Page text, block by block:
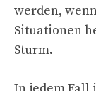
werden,
Situationen
Sturm.